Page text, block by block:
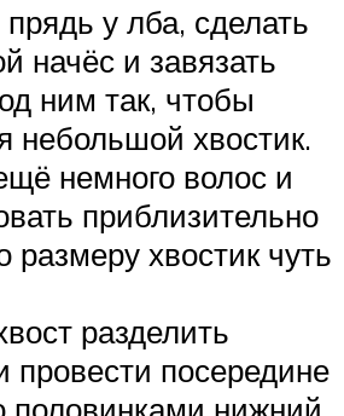
у лба, сделать
начёс и завязать
ним так, чтобы
небольшой хвостик.
немного волос и
приблизительно
размеру хвостик чуть
разделить
провести посередине